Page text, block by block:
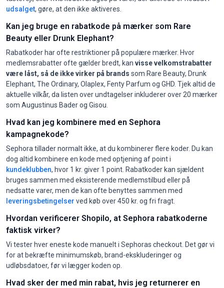
udsalget, gøre, at den ikke aktiveres.
Kan jeg bruge en rabatkode på mærker som Rare
Beauty eller Drunk Elephant?
Rabatkoder har ofte restriktioner på populære mærker. Hvor
medlemsrabatter ofte gælder bredt, kan visse velkomstrabatter
være låst, så de ikke virker på brands som Rare Beauty, Drunk
Elephant, The Ordinary, Olaplex, Fenty Parfum og GHD. Tjek altid de
aktuelle vilkår, da listen over undtagelser inkluderer over 20 mærker
som Augustinus Bader og Gisou.
Hvad kan jeg kombinere med en Sephora
kampagnekode?
Sephora tillader normalt ikke, at du kombinerer flere koder. Du kan
dog altid kombinere en kode med optjening af point i
kundeklubben, hvor 1 kr. giver 1 point. Rabatkoder kan sjældent
bruges sammen med eksisterende medlemstilbud eller på
nedsatte varer, men de kan ofte benyttes sammen med
leveringsbetingelser ved køb over 450 kr. og fri fragt.
Hvordan verificerer Shopilo, at Sephora rabatkoderne
faktisk virker?
Vi tester hver eneste kode manuelt i Sephoras checkout. Det gør vi
for at bekræfte minimumskøb, brand-ekskluderinger og
udløbsdatoer, før vi lægger koden op.
Hvad sker der med min rabat, hvis jeg returnerer en